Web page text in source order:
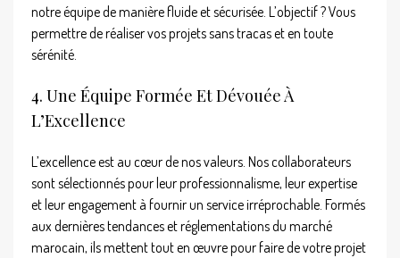
notre équipe de manière fluide et sécurisée. L’objectif ? Vous
permettre de réaliser vos projets sans tracas et en toute
sérénité.
4. Une Équipe Formée Et Dévouée À
L’Excellence
L’excellence est au cœur de nos valeurs. Nos collaborateurs
sont sélectionnés pour leur professionnalisme, leur expertise
et leur engagement à fournir un service irréprochable. Formés
aux dernières tendances et réglementations du marché
marocain, ils mettent tout en œuvre pour faire de votre projet